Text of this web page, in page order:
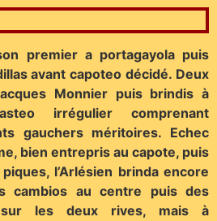
premier a portagayola puis
avant capoteo décidé. Deux
Monnier puis brindis à
irrégulier comprenant
gauchers méritoires. Echec
bien entrepris au capote, puis
l’Arlésien brinda encore
cambios au centre puis des
sur les deux rives, mais à